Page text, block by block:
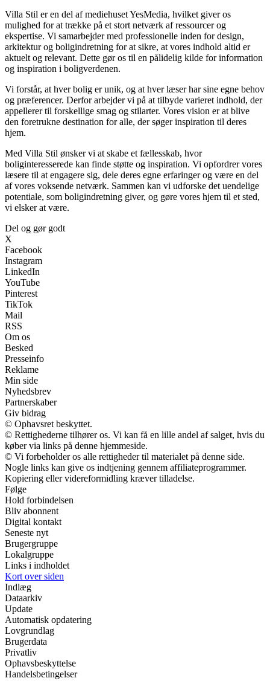
Villa Stil er en del af mediehuset YesMedia, hvilket giver os
mulighed for at trække på et stort netværk af ressourcer og
ekspertise. Vi samarbejder med professionelle inden for design,
arkitektur og boligindretning for at sikre, at vores indhold altid er
aktuelt og relevant. Dette gør os til en pålidelig kilde for information
og inspiration i boligverdenen.
Vi forstår, at hver bolig er unik, og at hver læser har sine egne behov
og præferencer. Derfor arbejder vi på at tilbyde varieret indhold, der
appellerer til forskellige smag og stilarter. Vores vision er at blive
den foretrukne destination for alle, der søger inspiration til deres
hjem.
Med Villa Stil ønsker vi at skabe et fællesskab, hvor
boliginteresserede kan finde støtte og inspiration. Vi opfordrer vores
læsere til at engagere sig, dele deres egne erfaringer og være en del
af vores voksende netværk. Sammen kan vi udforske det uendelige
potentiale, som boligindretning giver, og gøre vores hjem til et sted,
vi elsker at være.
Del og gør godt
X
Facebook
Instagram
LinkedIn
YouTube
Pinterest
TikTok
Mail
RSS
Om os
Besked
Presseinfo
Reklame
Min side
Nyhedsbrev
Partnerskaber
Giv bidrag
© Ophavsret beskyttet.
© Rettighederne tilhører os. Vi kan få en lille andel af salget, hvis du
køber via links på denne hjemmeside.
© Vi forbeholder os alle rettigheder til materialet på denne side.
Nogle links kan give os indtjening gennem affiliateprogrammer.
Kopiering eller videreformidling kræver tilladelse.
Følge
Hold forbindelsen
Bliv abonnent
Digital kontakt
Seneste nyt
Brugergruppe
Lokalgruppe
Links i indholdet
Kort over siden
Indlæg
Dataarkiv
Update
Automatisk opdatering
Lovgrundlag
Brugerdata
Privatliv
Ophavsbeskyttelse
Handelsbetingelser